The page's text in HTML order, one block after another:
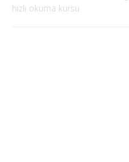
hızlı okuma kursu